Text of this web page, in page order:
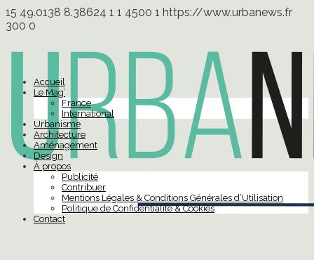
15 49.0138 8.38624 1 1 4500 1 https://www.urbanews.fr
300 0
Accueil
Le Mag’
France
International
Urbanisme
Architecture
Aménagement
Design
À propos
Publicité
Contribuer
Mentions Légales & Conditions Générales d’Utilisation
Politique de Confidentialité & Cookies
Contact